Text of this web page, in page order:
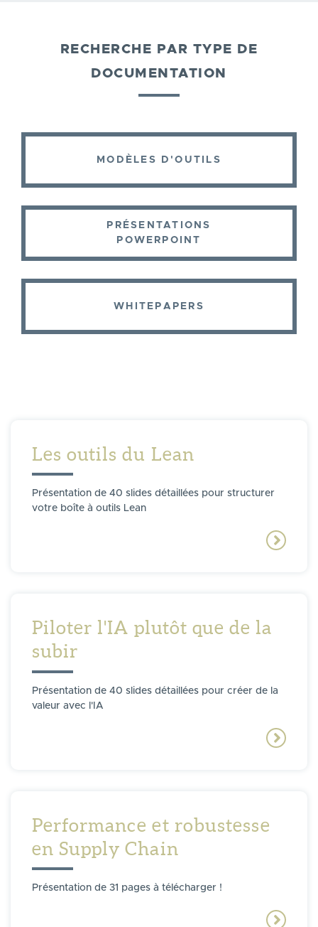
RECHERCHE PAR TYPE DE
DOCUMENTATION
MODÈLES D'OUTILS
PRÉSENTATIONS
POWERPOINT
WHITEPAPERS
Les outils du Lean
Présentation de 40 slides détaillées pour structurer
votre boîte à outils Lean
Piloter l'IA plutôt que de la
subir
Présentation de 40 slides détaillées pour créer de la
valeur avec l'IA
Performance et robustesse
en Supply Chain
Présentation de 31 pages à télécharger !